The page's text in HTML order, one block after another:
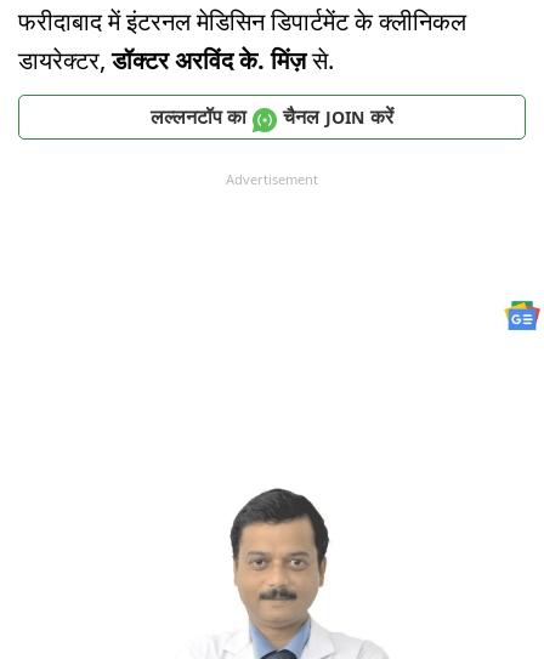
फरीदाबाद में इंटरनल मेडिसिन डिपार्टमेंट के क्लीनिकल
डायरेक्टर,डॉक्टर अरविंद के. मिंज़से.
लल्लनटॉप का चैनल JOIN करें
Advertisement